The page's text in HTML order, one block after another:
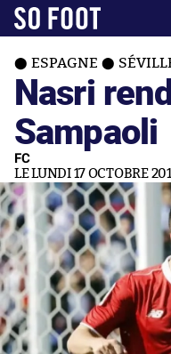
ESPAGNE
Nasri
Sampaoli
FC
LE LUNDI 17 OCTOBRE